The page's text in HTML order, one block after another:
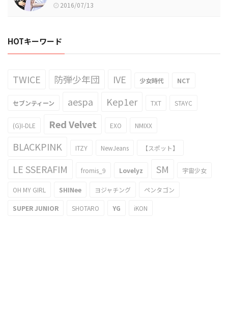
2016/07/13
HOTキーワード
TWICE 防弾少年団 IVE 少女時代 NCT
セブンティーン aespa Kep1er TXT STAYC
(G)I-DLE Red Velvet EXO NMIXX
BLACKPINK ITZY NewJeans 【スポット】
LE SSERAFIM fromis_9 Lovelyz SM 宇宙少女
OH MY GIRL SHINee ヨジャチング ペンタゴン
SUPER JUNIOR SHOTARO YG iKON